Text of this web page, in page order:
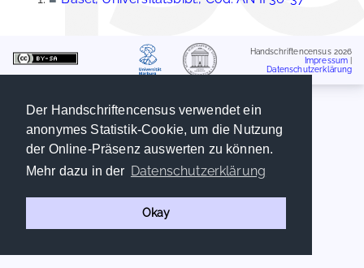
Der Handschriftencensus verwendet ein
anonymes Statistik-Cookie, um die Nutzung
der Online-Präsenz auswerten zu können.
Mehr dazu in der Datenschutzerklärung
Okay
Handschriftencensus 2026
Impressum
Datenschutzerklärung